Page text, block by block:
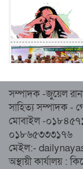
সম্পাদক -জুয়েল
সাহিত্য সম্পাদক -
মোবাইল -
০১৮৬৫৩৩৩১৭৬
মেইল:-
অস্থায়ী কার্যালয় :